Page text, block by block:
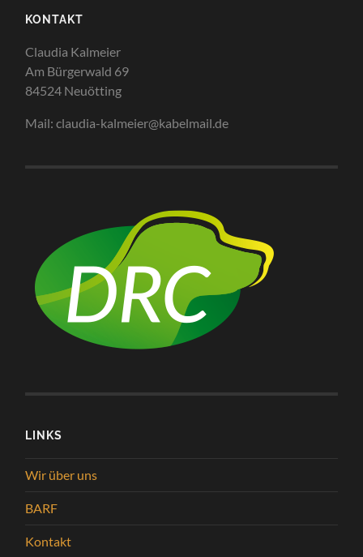
KONTAKT
Claudia Kalmeier
Am Bürgerwald 69
84524 Neuötting
Mail: claudia-kalmeier@kabelmail.de
LINKS
Wir über uns
BARF
Kontakt